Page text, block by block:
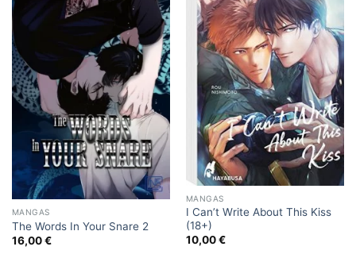
Add to
wishlist
MANGAS
The Words In Your Snare 2
16,00€
Add to
wishlist
MANGAS
I Can’t Write About This Kiss
(18+)
10,00€